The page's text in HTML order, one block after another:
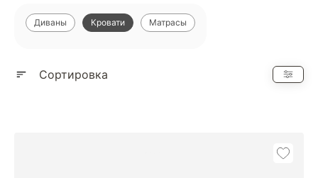
Диваны Кровати Матрасы
Сортировка